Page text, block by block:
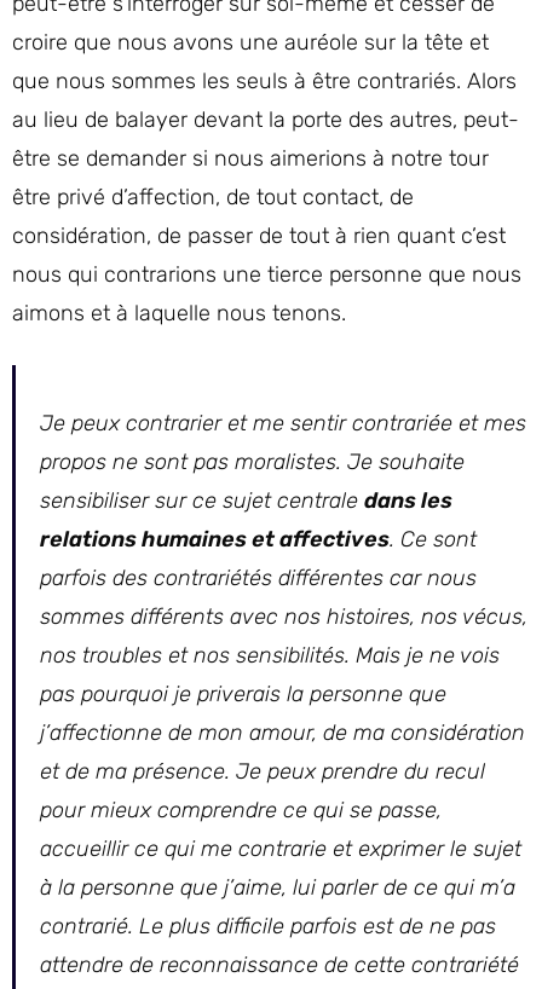
croire que nous avons une auréole sur la tête et
que nous sommes les seuls à être contrariés. Alors
au lieu de balayer devant la porte des autres, peut-
être se demander si nous aimerions à notre tour
être privé d’affection, de tout contact, de
considération, de passer de tout à rien quant c’est
nous qui contrarions une tierce personne que nous
aimons et à laquelle nous tenons.
Je peux contrarier et me sentir contrariée et mes
propos ne sont pas moralistes. Je souhaite
sensibiliser sur ce sujet centrale dans les
relations humaines et affectives. Ce sont
parfois des contrariétés différentes car nous
sommes différents avec nos histoires, nos vécus,
nos troubles et nos sensibilités. Mais je ne vois
pas pourquoi je priverais la personne que
j’affectionne de mon amour, de ma considération
et de ma présence. Je peux prendre du recul
pour mieux comprendre ce qui se passe,
accueillir ce qui me contrarie et exprimer le sujet
à la personne que j’aime, lui parler de ce qui m’a
contrarié. Le plus difficile parfois est de ne pas
attendre de reconnaissance de cette contrariété